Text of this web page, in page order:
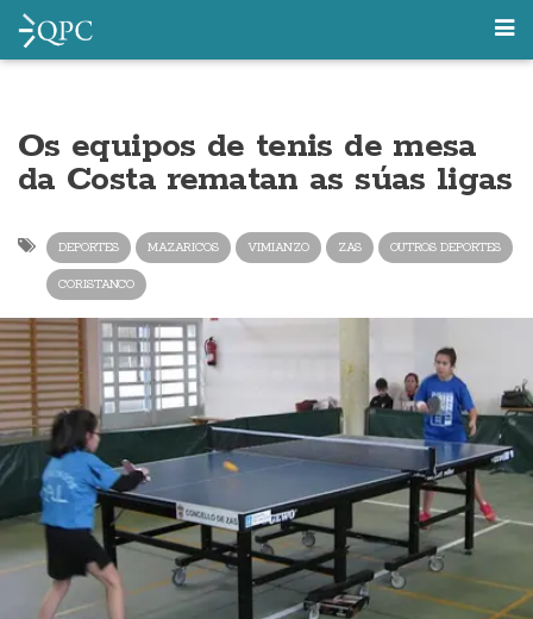
Os equipos de tenis de mesa
da Costa rematan as súas ligas
DEPORTES MAZARICOS VIMIANZO ZAS OUTROS DEPORTES
CORISTANCO